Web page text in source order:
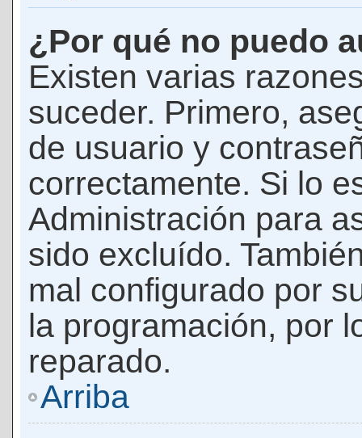
¿Por qué no puedo
Existen varias
suceder. Primero,
de usuario y
correctamente. Si lo
Administración para
sido excluído.
mal configurado por
la programación, por
reparado.
Arriba